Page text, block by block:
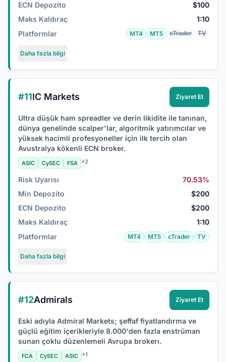
ECN Depozito
$100
Maks Kaldıraç
1:10
Platformlar
MT4 MT5 cTrader TV
Daha fazla bilgi
#11IC Markets Ziyaret Et
Ultra düşük ham spreadler ve derin likidite ile tanınan,
dünya genelinde scalper'lar, algoritmik yatırımcılar ve
yüksek hacimli profesyoneller için ilk tercih olan
Avustralya kökenli ECN broker.
ASIC CySEC FSA +2
Risk Uyarısı
70.53%
Min Depozito
$200
ECN Depozito
$200
Maks Kaldıraç
1:10
Platformlar
MT4 MT5 cTrader TV
Daha fazla bilgi
#12Admirals Ziyaret Et
Eski adıyla Admiral Markets; şeffaf fiyatlandırma ve
güçlü eğitim içerikleriyle 8.000'den fazla enstrüman
sunan çoklu düzenlemeli Avrupa brokerı.
FCA CySEC ASIC +1